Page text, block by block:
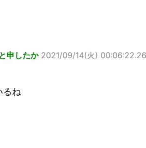
申したか 2021/09/14(火)
るね